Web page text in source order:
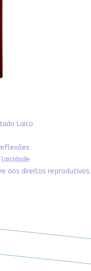
Laico
aos direitos reprodutivos.